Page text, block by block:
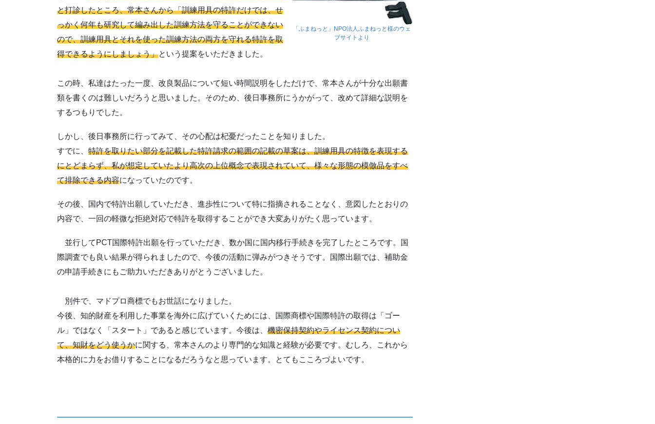
「ふまねっと」NPO法人ふまねっと様のウェ
ブサイトより
と打診したところ、常本さんから「訓練用具の特許だけでは、せ
っかく何年も研究して編み出した訓練方法を守ることができない
ので、訓練用具とそれを使った訓練方法の両方を守れる特許を取
得できるようにしましょう」という提案をいただきました。
この時、私達はたった一度、改良製品について短い時間説明をしただけで、常本さんが十分な出願書
類を書くのは難しいだろうと思いました。そのため、後日事務所にうかがって、改めて詳細な説明を
するつもりでした。
しかし、後日事務所に行ってみて、その心配は杞憂だったことを知りました。
すでに、 特許を取りたい部分を記載した特許請求の範囲の記載の草案は、訓練用具の特徴を表現する
にとどまらず、私が想定していたより高次の上位概念で表現されていて、様々な形態の模倣品をすべ
て排除できる内容になっていたのです。
その後、国内で特許出願していただき、進歩性について特に指摘されることなく、意図したとおりの
内容で、一回の軽微な拒絶対応で特許を取得することができ大変ありがたく思っています。
並行してPCT国際特許出願を行っていただき、数か国に国内移行手続きを完了したところです。国
際調査でも良い結果が得られましたので、今後の活動に弾みがつきそうです。国際出願では、補助金
の申請手続きにもご助力いただきありがとうございました。
別件で、マドプロ商標でもお世話になりました。
今後、知的財産を利用した事業を海外に広げていくためには、国際商標や国際特許の取得は「ゴー
ル」ではなく「スタート」であると感じています。今後は、 機密保持契約やライセンス契約につい
て、知財をどう使うかに関する、常本さんのより専門的な知識と経験が必要です。むしろ、これから
本格的に力をお借りすることになるだろうなと思っています。とてもこころづよいです。